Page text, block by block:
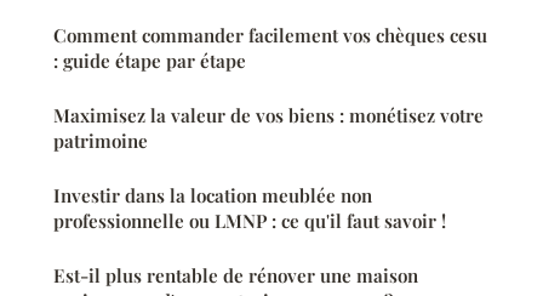
Comment commander facilement vos chèques cesu
: guide étape par étape
Maximisez la valeur de vos biens : monétisez votre
patrimoine
Investir dans la location meublée non
professionnelle ou LMNP : ce qu'il faut savoir !
Est-il plus rentable de rénover une maison